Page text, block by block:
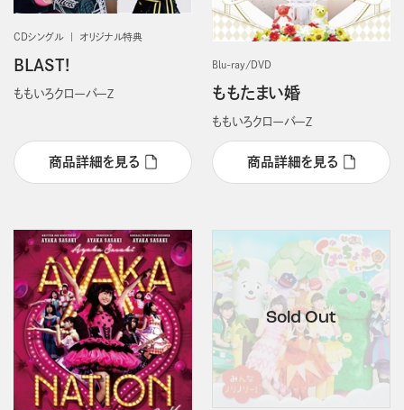
CDシングル オリジナル特典
BLAST!
ももいろクローバーＺ
商品詳細を見る
Blu-ray/DVD
ももたまい婚
ももいろクローバーＺ
商品詳細を見る